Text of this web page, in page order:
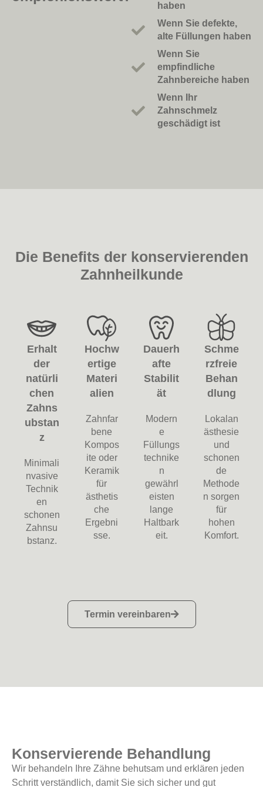
haben
Wenn Sie defekte,
alte Füllungen haben
Wenn Sie
empfindliche
Zahnbereiche haben
Wenn Ihr
Zahnschmelz
geschädigt ist
Die Benefits der konservierenden
Zahnheilkunde
Termin vereinbaren
Konservierende Behandlung
Wir behandeln Ihre Zähne behutsam und erklären jeden
Schritt verständlich, damit Sie sich sicher und gut